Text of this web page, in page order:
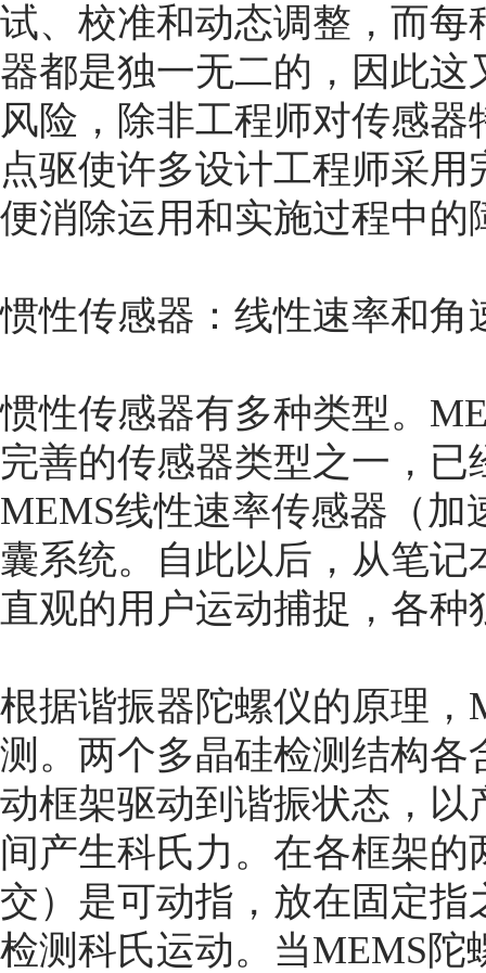
试、校准和动态调整，而
器都是独一无二的，因此
风险，除非工程师对传感
点驱使许多设计工程师采
便消除运用和实施过程中的
惯性传感器：线性速率和角
惯性传感器有多种类型。
完善的传感器类型之一，
MEMS线性速率传感器（
囊系统。自此以后，从笔
直观的用户运动捕捉，各
根据谐振器陀螺仪的原理
测。两个多晶硅检测结构
动框架驱动到谐振状态，
间产生科氏力。在各框架
交）是可动指，放在固定
检测科氏运动。当MEMS